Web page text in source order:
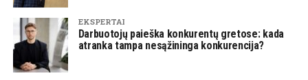
EKSPERTAI
Darbuotojų paieška konkurentų gretose: kada
atranka tampa nesąžininga konkurencija?